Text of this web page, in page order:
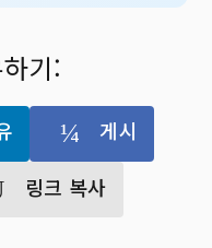
기:
게시
링크 복사